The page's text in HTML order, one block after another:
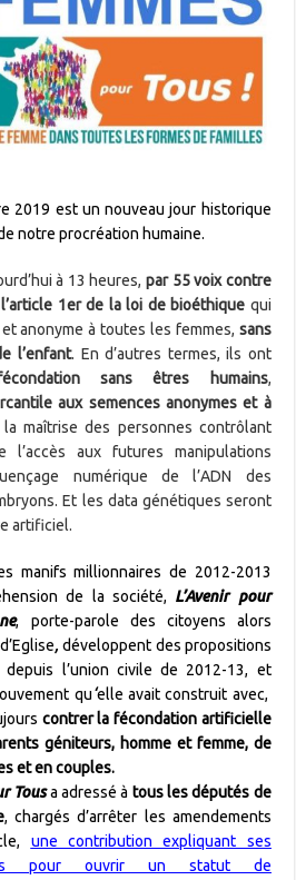
2019 est un nouveau jour historique
notre procréation humaine.
à 13 heures, par 55 voix contre
l’article 1er de la loi de bioéthique qui
anonyme à toutes les femmes, sans
l’enfant. En d’autres termes, ils ont
sans êtres humains,
aux semences anonymes et à
la maîtrise des personnes contrôlant
l’accès aux futures manipulations
numérique de l’ADN des
Et les data génétiques seront
artificiel.
manifs millionnaires de 2012-2013
de la société, L’Avenir pour
, porte-parole des citoyens alors
, développent des propositions
l’union civile de 2012-13, et
qu‘elle avait construit avec,
contrer la fécondation artificielle
géniteurs, homme et femme, de
et en couples.
Tousa adressé à tous les députés de
, chargés d’arrêter les amendements
une contribution expliquant ses
pour ouvrir un statut de